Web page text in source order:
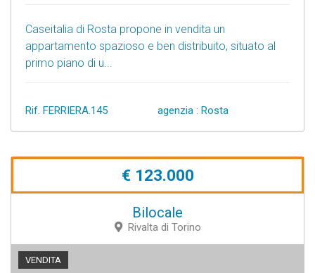
Caseitalia di Rosta propone in vendita un
appartamento spazioso e ben distribuito, situato al
primo piano di u...
Rif. FERRIERA.145 agenzia : Rosta
€ 123.000
Bilocale
Rivalta di Torino
VENDITA